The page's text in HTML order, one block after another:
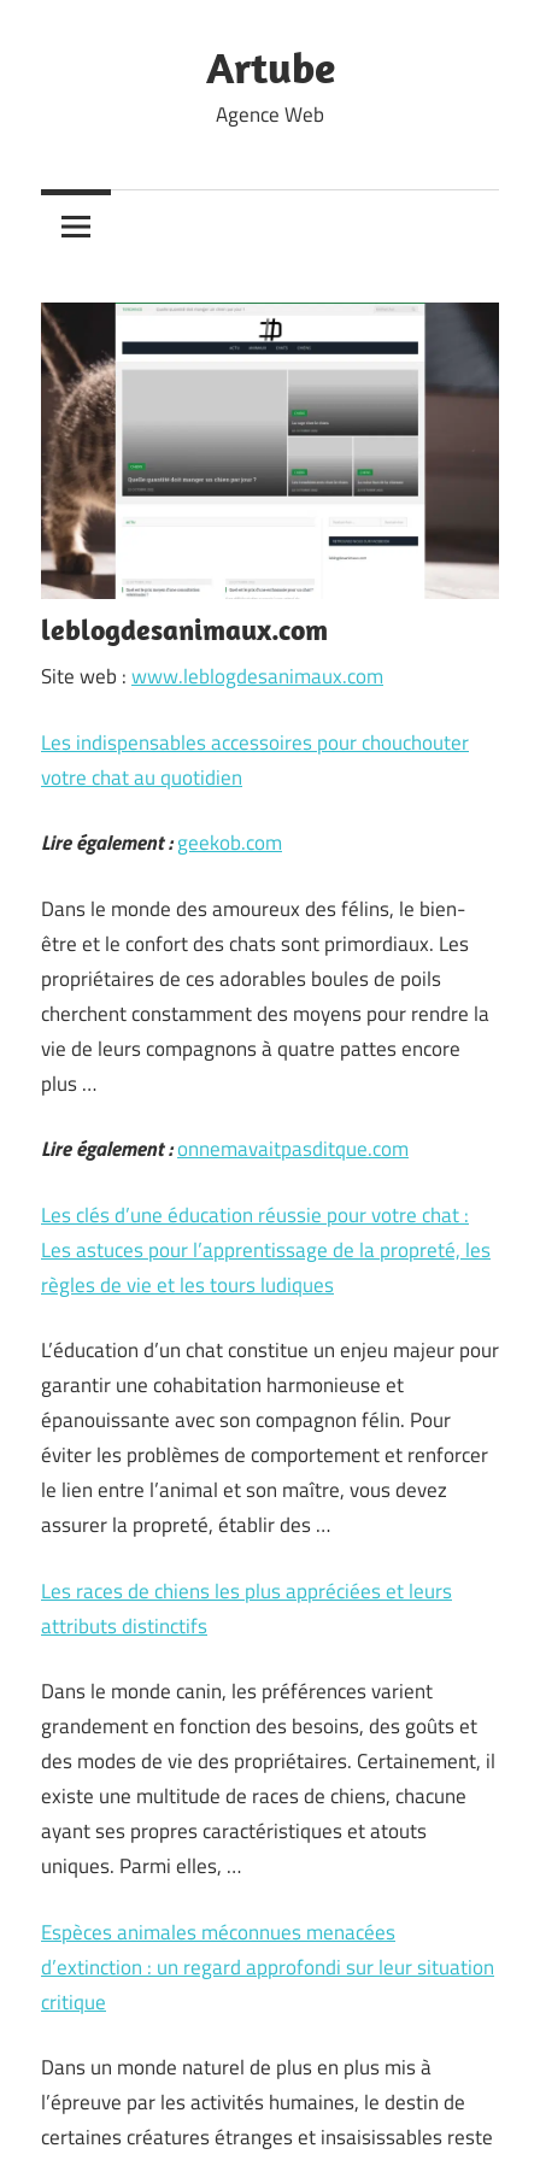
Artube
Agence Web
leblogdesanimaux.com
Site web :www.leblogdesanimaux.com
Les indispensables accessoires pour chouchouter
votre chat au quotidien
Lire également :geekob.com
Dans le monde des amoureux des félins, le bien-
être et le confort des chats sont primordiaux. Les
propriétaires de ces adorables boules de poils
cherchent constamment des moyens pour rendre la
vie de leurs compagnons à quatre pattes encore
plus …
Lire également :onnemavaitpasditque.com
Les clés d’une éducation réussie pour votre chat :
Les astuces pour l’apprentissage de la propreté, les
règles de vie et les tours ludiques
L’éducation d’un chat constitue un enjeu majeur pour
garantir une cohabitation harmonieuse et
épanouissante avec son compagnon félin. Pour
éviter les problèmes de comportement et renforcer
le lien entre l’animal et son maître, vous devez
assurer la propreté, établir des …
Les races de chiens les plus appréciées et leurs
attributs distinctifs
Dans le monde canin, les préférences varient
grandement en fonction des besoins, des goûts et
des modes de vie des propriétaires. Certainement, il
existe une multitude de races de chiens, chacune
ayant ses propres caractéristiques et atouts
uniques. Parmi elles, …
Espèces animales méconnues menacées
d’extinction : un regard approfondi sur leur situation
critique
Dans un monde naturel de plus en plus mis à
l’épreuve par les activités humaines, le destin de
certaines créatures étranges et insaisissables reste